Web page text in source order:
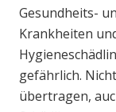
Gesundheits-
Krankheiten
gefährlich.
übertragen,